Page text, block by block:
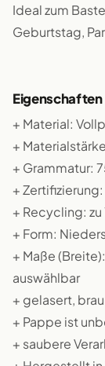
Ideal zum
Geburtstag,
Eigenschaften
+ Material:
+
+ Grammatur:
+ Zertifizierung:
+ Recycling:
+ Form:
+ Maße
auswählbar
+ gelasert,
+ Pappe ist
+ saubere